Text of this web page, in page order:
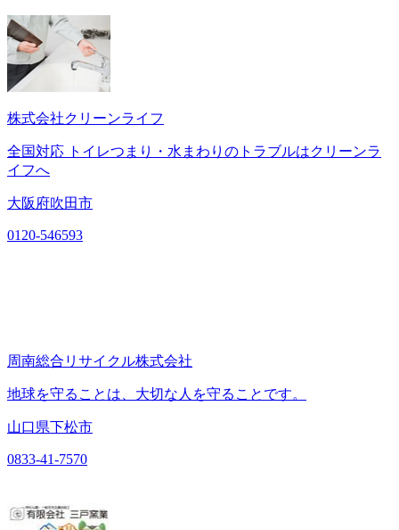
株式会社クリーンライフ
全国対応 トイレつまり・水まわりのトラブルはクリーンラ
イフへ
大阪府吹田市
0120-546593
周南総合リサイクル株式会社
地球を守ることは、大切な人を守ることです。
山口県下松市
0833-41-7570